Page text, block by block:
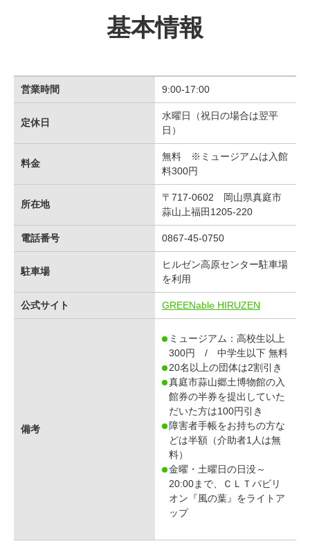
基本情報
営業時間 9:00-17:00
定休日
水曜日（祝日の場合は翌平
日）
料金
無料 ※ミュージアムは入館
料300円
所在地
〒717-0602 岡山県真庭市
蒜山上福田1205-220
電話番号 0867-45-0750
駐車場
ヒルゼン高原センター駐車場
を利用
公式サイト GREENable HIRUZEN
備考
ミュージアム：高校生以上
300円 / 中学生以下 無料
20名以上の団体は2割引き
真庭市蒜山郷土博物館の入
館券の半券を提出していた
だいた方は100円引き
障害者手帳をお持ちの方な
どは半額（介助者1人は無
料）
金曜・土曜日の日没～
20:00まで、ＣＬＴパビリ
オン『風の葉』をライトア
ップ